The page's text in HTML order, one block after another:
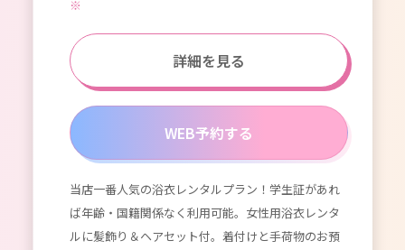
詳細を見る
WEB予約する
当店一番人気の浴衣レンタルプラン！学生証があれ
ば年齢・国籍関係なく利用可能。女性用浴衣レンタ
ルに髪飾り＆ヘアセット付。着付けと手荷物のお預